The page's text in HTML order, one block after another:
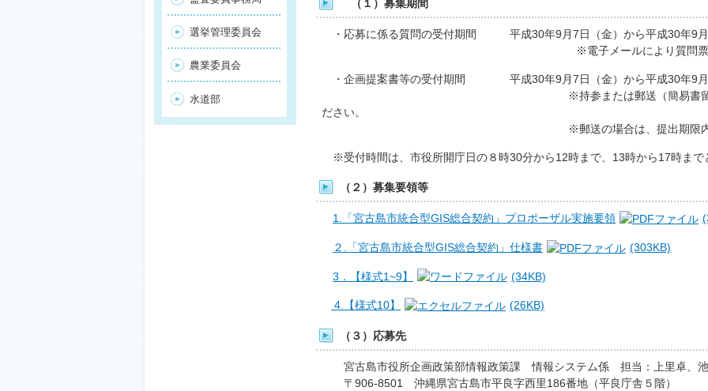
（１）募集期間
・応募に係る質問の受付期間 平成30年9月7日（金）から平成30年9月
※電子メールにより質問票【様式9】を
・企画提案書等の受付期間 平成30年9月7日（金）から平成30年9月
※持参または郵送（簡易書留で送付するこ
ださい。
※郵送の場合は、提出期限内に到
※受付時間は、市役所開庁日の８時30分から12時まで、13時から17時まで
（２）募集要領等
1.「宮古島市統合型GIS総合契約」プロポーザル実施要領
２.「宮古島市統合型GIS総合契約」仕様書 (303KB)
3．【様式1~9】 (34KB)
4.【様式10】 (26KB)
（３）応募先
宮古島市役所企画政策部情報政策課 情報システム係 担当：上里卓、
〒906-8501 沖縄県宮古島市平良字西里186番地（平良庁舎５階）
選挙管理委員会
農業委員会
水道部